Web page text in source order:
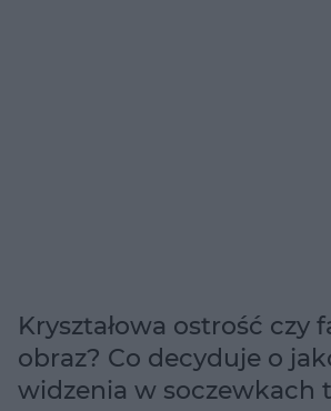
Kryształowa ostrość czy
obraz? Co decyduje o
widzenia w soczewkach